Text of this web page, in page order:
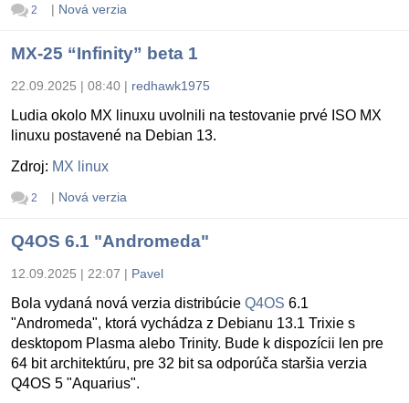
2 | Nová verzia
MX-25 “Infinity” beta 1
22.09.2025 | 08:40 | redhawk1975
Ludia okolo MX linuxu uvolnili na testovanie prvé ISO MX
linuxu postavené na Debian 13.
Zdroj: MX linux
2 | Nová verzia
Q4OS 6.1 "Andromeda"
12.09.2025 | 22:07 | Pavel
Bola vydaná nová verzia distribúcie Q4OS 6.1
"Andromeda", ktorá vychádza z Debianu 13.1 Trixie s
desktopom Plasma alebo Trinity. Bude k dispozícii len pre
64 bit architektúru, pre 32 bit sa odporúča staršia verzia
Q4OS 5 "Aquarius".